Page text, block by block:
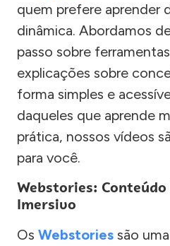
quem prefere aprender
dinâmica. Abordamos
passo sobre
explicações sobre
forma simples e
daqueles que aprende
prática, nossos vídeos
para você.
Webstories:
Imersivo
Os Webstories são